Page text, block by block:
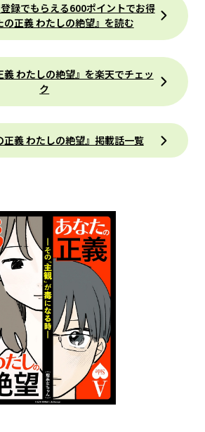
録でもらえる600ポイントでお得
の正義 わたしの絶望』を読む
わたしの絶望』を楽天でチェッ
ク
義 わたしの絶望』掲載話一覧